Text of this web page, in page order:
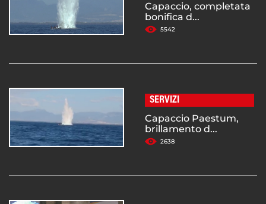
Capaccio, completata
bonifica d...
5542
SERVIZI
Capaccio Paestum,
brillamento d...
2638